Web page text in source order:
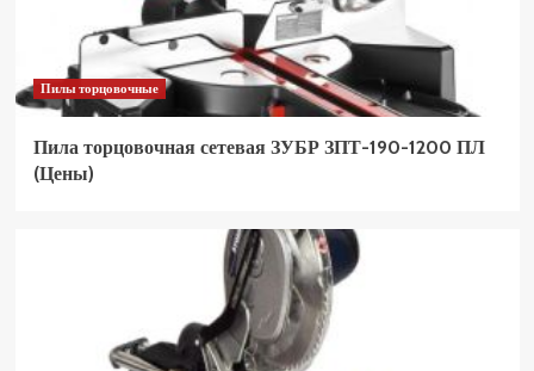
Пилы торцовочные
Пила торцовочная сетевая ЗУБР ЗПТ-190-1200 ПЛ
(Цены)